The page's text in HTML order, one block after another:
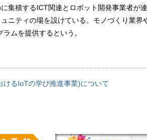
集積するICT関連とロボット開発事業者が
ニティの場を設けている。モノづくり業界
ムを提供するという。
るIoTの学び推進事業)について